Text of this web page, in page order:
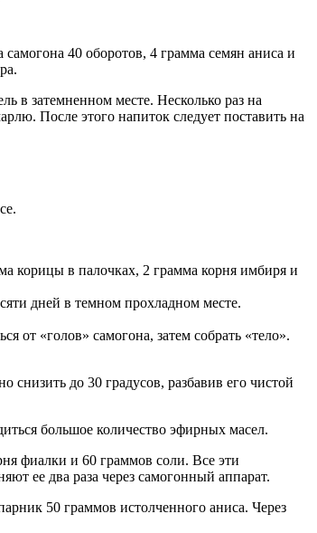
40 оборотов, 4 грамма семян аниса и
в затемненном месте. Несколько раз на
После этого напиток следует поставить на
корицы в палочках, 2 грамма корня имбиря и
дней в темном прохладном месте.
от «голов» самогона, затем собрать «тело».
до 30 градусов, разбавив его чистой
большое количество эфирных масел.
фиалки и 60 граммов соли. Все эти
ее два раза через самогонный аппарат.
50 граммов истолченного аниса. Через